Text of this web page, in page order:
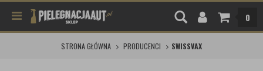
0
STRONA GŁÓWNA PRODUCENCI SWISSVAX